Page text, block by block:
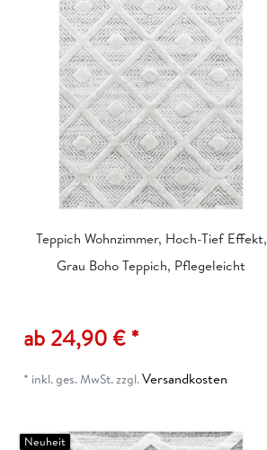
Teppich Wohnzimmer, Hoch-Tief Effekt,
Grau Boho Teppich, Pflegeleicht
ab 24,90 € *
* inkl. ges. MwSt.zzgl.Versandkosten
Neuheit